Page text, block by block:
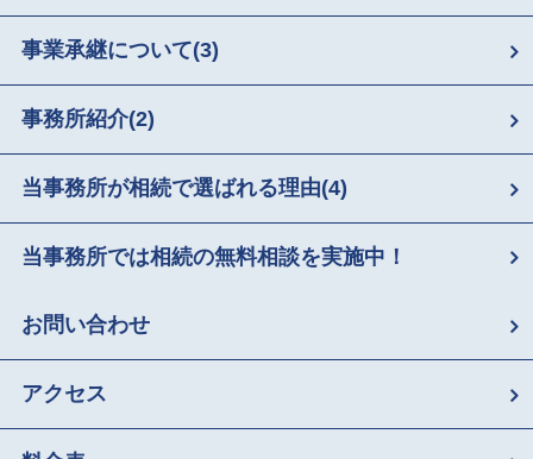
事業承継について(3)
事務所紹介(2)
当事務所が相続で選ばれる理由(4)
当事務所では相続の無料相談を実施中！
お問い合わせ
アクセス